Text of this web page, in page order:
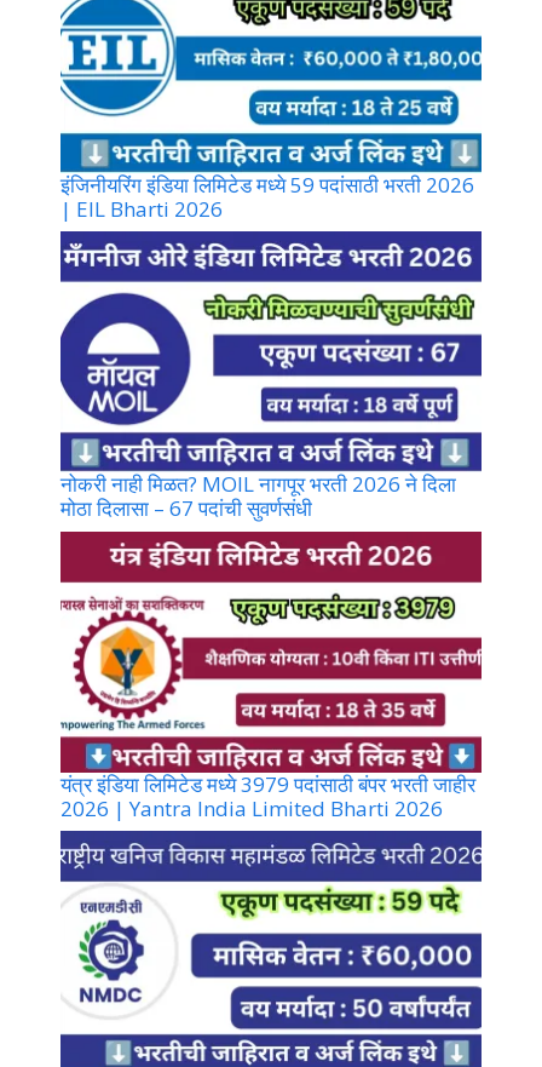
इंजिनीयरिंग इंडिया लिमिटेड मध्ये 59 पदांसाठी भरती 2026
| EIL Bharti 2026
नोकरी नाही मिळत? MOIL नागपूर भरती 2026 ने दिला
मोठा दिलासा – 67 पदांची सुवर्णसंधी
यंत्र इंडिया लिमिटेड मध्ये 3979 पदांसाठी बंपर भरती जाहीर
2026 | Yantra India Limited Bharti 2026